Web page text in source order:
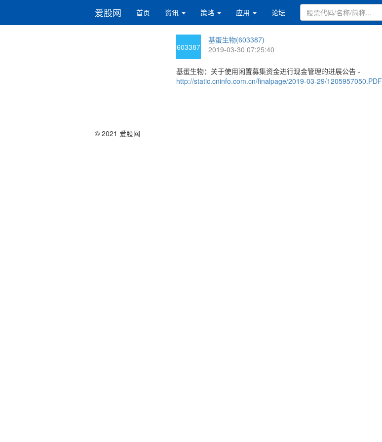
爱股网 首页 资讯 策略 应用 论坛
603387
基蛋生物(603387)
2019-03-30 07:25:40
基蛋生物：关于使用闲置募集资金进行现金管理的进展公告 -
http://static.cninfo.com.cn/finalpage/2019-03-29/1205957050.PDF
© 2021 爱股网